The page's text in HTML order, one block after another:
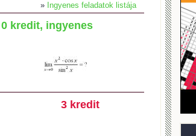
» Ingyenes feladatok listája
0 kredit, ingyenes
3 kredit